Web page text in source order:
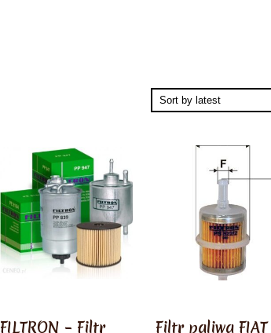
FILTRON – Filtr Filtr paliwa FIAT